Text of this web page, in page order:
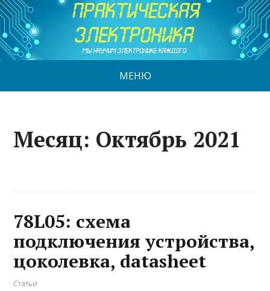
МЕНЮ
Месяц: Октябрь 2021
78L05: схема
подключения устройства,
цоколевка, datasheet
Статьи